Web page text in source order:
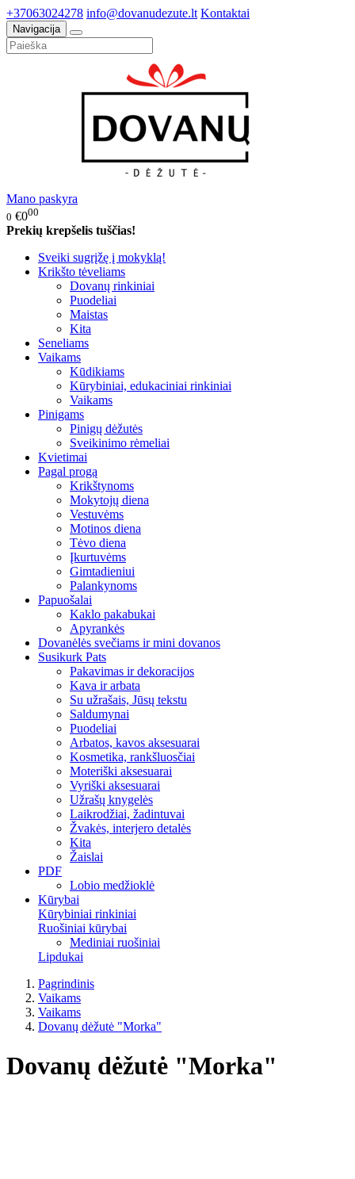
+37063024278 info@dovanudezute.lt Kontaktai
Navigacija
Mano paskyra
0 €000
Prekių krepšelis tuščias!
Sveiki sugrįžę į mokyklą!
Krikšto tėveliams
Dovanų rinkiniai
Puodeliai
Maistas
Kita
Seneliams
Vaikams
Kūdikiams
Kūrybiniai, edukaciniai rinkiniai
Vaikams
Pinigams
Pinigų dėžutės
Sveikinimo rėmeliai
Kvietimai
Pagal progą
Krikštynoms
Mokytojų diena
Vestuvėms
Motinos diena
Tėvo diena
Įkurtuvėms
Gimtadieniui
Palankynoms
Papuošalai
Kaklo pakabukai
Apyrankės
Dovanėlės svečiams ir mini dovanos
Susikurk Pats
Pakavimas ir dekoracijos
Kava ir arbata
Su užrašais, Jūsų tekstu
Saldumynai
Puodeliai
Arbatos, kavos aksesuarai
Kosmetika, rankšluosčiai
Moteriški aksesuarai
Vyriški aksesuarai
Užrašų knygelės
Laikrodžiai, žadintuvai
Žvakės, interjero detalės
Kita
Žaislai
PDF
Lobio medžioklė
Kūrybai
Kūrybiniai rinkiniai
Ruošiniai kūrybai
Mediniai ruošiniai
Lipdukai
Pagrindinis
Vaikams
Vaikams
Dovanų dėžutė "Morka"
Dovanų dėžutė "Morka"